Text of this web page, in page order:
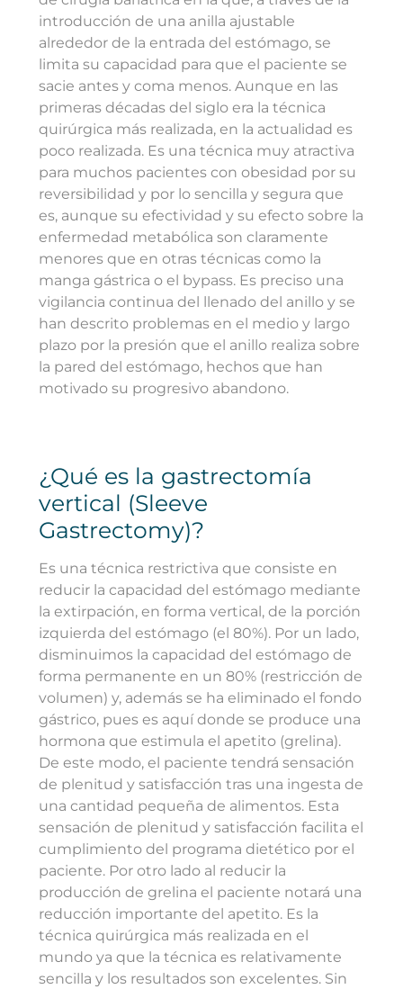
introducción de una anilla ajustable
alrededor de la entrada del estómago, se
limita su capacidad para que el paciente se
sacie antes y coma menos. Aunque en las
primeras décadas del siglo era la técnica
quirúrgica más realizada, en la actualidad es
poco realizada. Es una técnica muy atractiva
para muchos pacientes con obesidad por su
reversibilidad y por lo sencilla y segura que
es, aunque su efectividad y su efecto sobre la
enfermedad metabólica son claramente
menores que en otras técnicas como la
manga gástrica o el bypass. Es preciso una
vigilancia continua del llenado del anillo y se
han descrito problemas en el medio y largo
plazo por la presión que el anillo realiza sobre
la pared del estómago, hechos que han
motivado su progresivo abandono.
¿Qué es la gastrectomía
vertical (Sleeve
Gastrectomy)?
Es una técnica restrictiva que consiste en
reducir la capacidad del estómago mediante
la extirpación, en forma vertical, de la porción
izquierda del estómago (el 80%). Por un lado,
disminuimos la capacidad del estómago de
forma permanente en un 80% (restricción de
volumen) y, además se ha eliminado el fondo
gástrico, pues es aquí donde se produce una
hormona que estimula el apetito (grelina).
De este modo, el paciente tendrá sensación
de plenitud y satisfacción tras una ingesta de
una cantidad pequeña de alimentos. Esta
sensación de plenitud y satisfacción facilita el
cumplimiento del programa dietético por el
paciente. Por otro lado al reducir la
producción de grelina el paciente notará una
reducción importante del apetito. Es la
técnica quirúrgica más realizada en el
mundo ya que la técnica es relativamente
sencilla y los resultados son excelentes. Sin